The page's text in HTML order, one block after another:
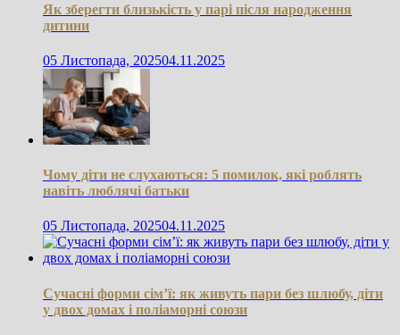
Як зберегти близькість у парі після народження
дитини
05 Листопада, 202504.11.2025
Чому діти не слухаються: 5 помилок, які роблять
навіть люблячі батьки
05 Листопада, 202504.11.2025
Сучасні форми сім’ї: як живуть пари без шлюбу, діти
у двох домах і поліаморні союзи